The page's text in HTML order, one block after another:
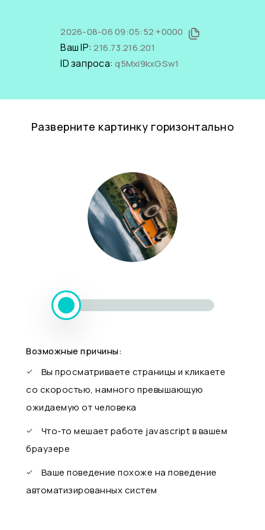
2026-08-06 09:05:52 +0000
Ваш IP:216.73.216.201
ID запроса:q5Mxi9kxGSw1
Разверните картинку горизонтально
Возможные причины:
Вы просматриваете страницы и кликаете
со скоростью, намного превышающую
ожидаемую от человека
Что-то мешает работе javascript в вашем
браузере
Ваше поведение похоже на поведение
автоматизированных систем